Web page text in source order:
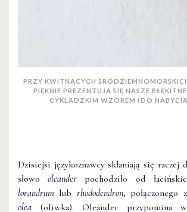
PRZY KWITNĄCYCH
PIĘKNIE PREZENTUJĄ SIĘ NASZE
CYKLADZKIM WZOREM (DO NABYCIA
Dzisiejsi językoznawcy skłaniają się
słowooleander pochodziło od
lorandrum lub rhododendron, połączonego
olea (oliwka). Oleander przypomina